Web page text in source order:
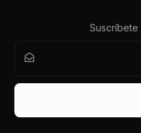
Suscríbete